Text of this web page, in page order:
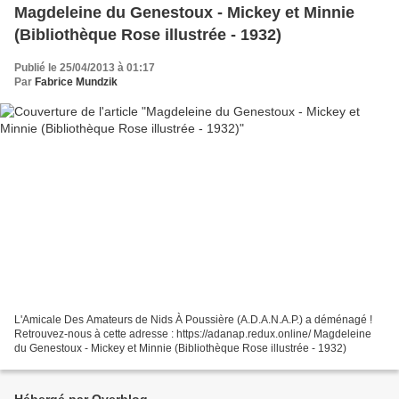
Magdeleine du Genestoux - Mickey et Minnie
(Bibliothèque Rose illustrée - 1932)
Publié le 25/04/2013 à 01:17
Par Fabrice Mundzik
L'Amicale Des Amateurs de Nids À Poussière (A.D.A.N.A.P.) a déménagé !
Retrouvez-nous à cette adresse : https://adanap.redux.online/ Magdeleine
du Genestoux - Mickey et Minnie (Bibliothèque Rose illustrée - 1932)